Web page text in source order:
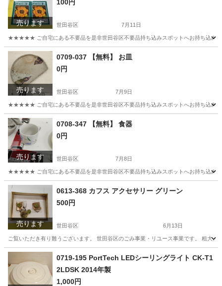
売ります
100円
世田谷区 7月11日
★★★★★ ご自宅にある不要品を是非世田谷区不要品持ち込みスポットへお持ち込みし
東京 世田谷区 スポット
売ります
0709-037 【無料】 お皿
0円
世田谷区 7月9日
★★★★★ ご自宅にある不要品を是非世田谷区不要品持ち込みスポットへお持ち込みし
東京 世田谷区 スポット
売ります
0708-347 【無料】 食器
0円
世田谷区 7月8日
★★★★★ ご自宅にある不要品を是非世田谷区不要品持ち込みスポットへお持ち込みし
東京 世田谷区 スポット
売ります
0613-368 カフス アクセサリー グリーン
500円
世田谷区 6月13日
ご覧いただき有り難うございます。 世⽥⾕区のごみ事業・リユース事業です。 粗
東京 世田谷区 0719-195 PortTech LEDシーリングライト CK-T1
2LDSK 2014年製
1,000円